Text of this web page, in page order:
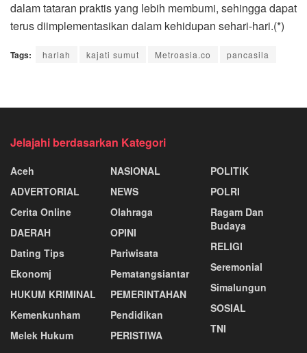
dalam tataran praktis yang lebih membumi, sehingga dapat
terus diimplementasikan dalam kehidupan sehari-hari.(*)
Tags: harlah kajati sumut Metroasia.co pancasila
Jelajahi berdasarkan Kategori
Aceh
ADVERTORIAL
Cerita Online
DAERAH
Dating Tips
Ekonomj
HUKUM KRIMINAL
Kemenkunham
Melek Hukum
NASIONAL
NEWS
Olahraga
OPINI
Pariwisata
Pematangsiantar
PEMERINTAHAN
Pendidikan
PERISTIWA
POLITIK
POLRI
Ragam Dan
Budaya
RELIGI
Seremonial
Simalungun
SOSIAL
TNI